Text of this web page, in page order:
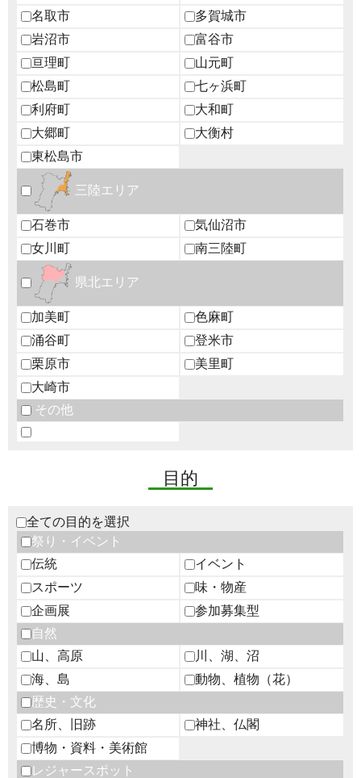
名取市
多賀城市
岩沼市
富谷市
亘理町
山元町
松島町
七ヶ浜町
利府町
大和町
大郷町
大衡村
東松島市
三陸エリア
石巻市
気仙沼市
女川町
南三陸町
県北エリア
加美町
色麻町
涌谷町
登米市
栗原市
美里町
大崎市
その他
目的
全ての目的を選択
祭り・イベント
伝統
イベント
スポーツ
味・物産
企画展
参加募集型
自然
山、高原
川、湖、沼
海、島
動物、植物（花）
歴史・文化
名所、旧跡
神社、仏閣
博物・資料・美術館
レジャースポット